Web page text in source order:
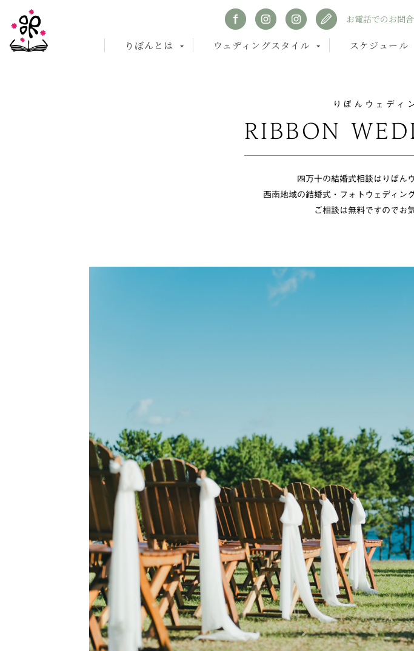
お電話でのお問
りぼんとは ウェディングスタイル スケジュール
りぼんウェディ
RIBBON
四万十の結婚式相談はりぼん
西南地域の結婚式・フォトウェディン
ご相談は無料ですのでお